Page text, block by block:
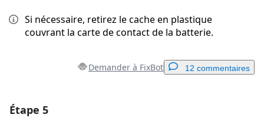
Si nécessaire, retirez le cache en plastique
couvrant la carte de contact de la batterie.
Demander à FixBot 12 commentaires
Étape 5